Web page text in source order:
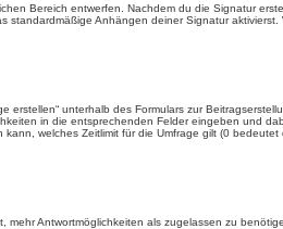
Bereich entwerfen. Nachdem du die Signatur
Anhängen deiner Signatur
unterhalb des Formulars zur
in die entsprechenden Felder eingeben und
welches Zeitlimit für die Umfrage gilt (0
Antwortmöglichkeiten als zugelassen zu